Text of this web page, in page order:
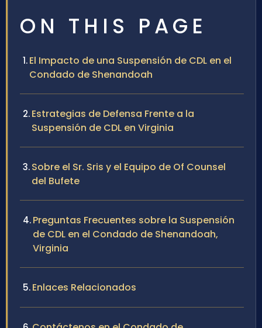
ON THIS PAGE
El Impacto de una Suspensión de CDL en el
Condado de Shenandoah
Estrategias de Defensa Frente a la
Suspensión de CDL en Virginia
Sobre el Sr. Sris y el Equipo de Of Counsel
del Bufete
Preguntas Frecuentes sobre la Suspensión
de CDL en el Condado de Shenandoah,
Virginia
Enlaces Relacionados